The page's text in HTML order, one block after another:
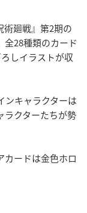
術廻戦』第2期の
全28種類のカード
しイラストが収
ンキャラクターは
ラクターたちが勢
カードは金色ホロ